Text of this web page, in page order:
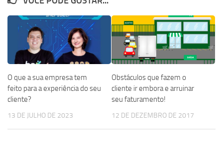
O que a sua empresa tem
feito para a experiência do seu
cliente?
13 DE JULHO DE 2023
Obstáculos que fazem o
cliente ir embora e arruinar
seu faturamento!
12 DE DEZEMBRO DE 2017